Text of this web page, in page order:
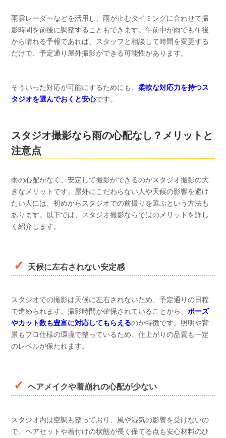
雨雲レーダーなどを活用し、雨が止むタイミングに合わせて撮
影時間を前後に調整することもできます。午前中が雨でも午後
から晴れる予報であれば、スタッフと相談して時間を変更する
だけで、予定通り屋外撮影ができる可能性があります。
そういった対応が可能にするためにも、 柔軟な対応力を持つス
タジオを選んでおくと安心です。
スタジオ撮影なら雨の心配なし？メリットと
注意点
雨の心配がなく、安定して撮影ができるのがスタジオ撮影の大
きなメリットです。屋外にこだわらない人や天候の影響を避け
たい人には、初めからスタジオでの前撮りを選ぶという方法も
あります。以下では、スタジオ撮影ならではのメリットを詳し
く紹介します。
天候に左右されない安定感
スタジオでの撮影は天候に左右されないため、予定通りの日程
で進められます。撮影時間が確保されていることから、 ポーズ
やカット数も豊富に対応してもらえるのが特徴です。照明や背
景もプロ仕様の環境で整っているため、仕上がりの品質も一定
のレベルが保たれます。
ヘアメイクや着崩れの心配が少ない
スタジオ内は空調も整っており、風や湿気の影響を受けないの
で、ヘアセットや着付けの状態が長く保てる点も安心材料のひ